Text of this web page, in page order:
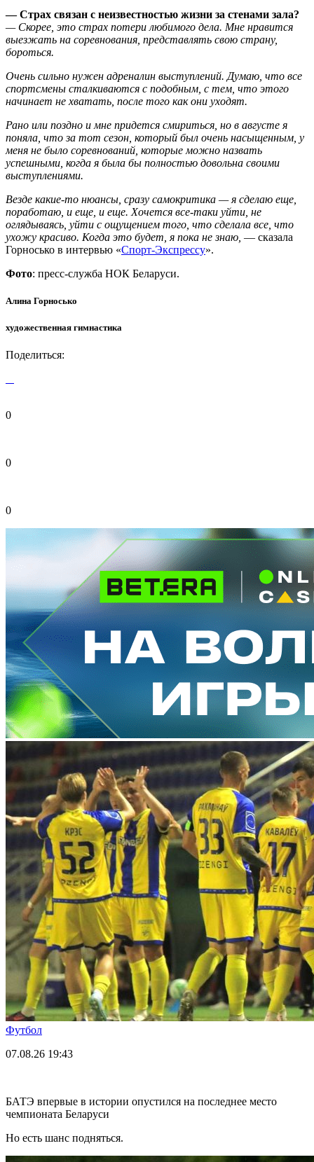
— Страх связан с неизвестностью жизни за стенами зала?
— Скорее, это страх потери любимого дела. Мне нравится
выезжать на соревнования, представлять свою страну,
бороться.
Очень сильно нужен адреналин выступлений. Думаю, что все
спортсмены сталкиваются с подобным, с тем, что этого
начинает не хватать, после того как они уходят.
Рано или поздно и мне придется смириться, но в августе я
поняла, что за тот сезон, который был очень насыщенным, у
меня не было соревнований, которые можно назвать
успешными, когда я была бы полностью довольна своими
выступлениями.
Везде какие-то нюансы, сразу самокритика — я сделаю еще,
поработаю, и еще, и еще. Хочется все-таки уйти, не
оглядываясь, уйти с ощущением того, что сделала все, что
ухожу красиво. Когда это будет, я пока не знаю, — сказала
Горносько в интервью «Спорт-Экспрессу».
Фото: пресс-служба НОК Беларуси.
Алина Горносько
художественная гимнастика
Поделиться:
0
0
0
Футбол
07.08.26 19:43
БАТЭ впервые в истории опустился на последнее место
чемпионата Беларуси
Но есть шанс подняться.